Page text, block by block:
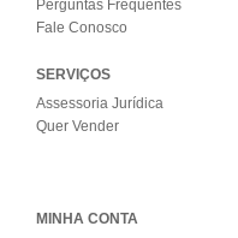
Perguntas Frequentes
Fale Conosco
SERVIÇOS
Assessoria Jurídica
Quer Vender
MINHA CONTA